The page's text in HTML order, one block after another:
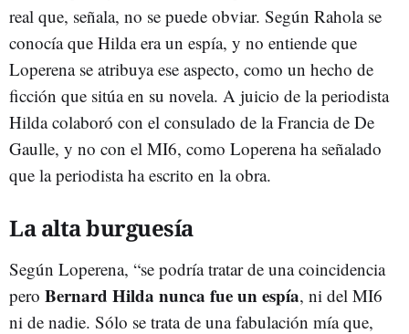
real que, señala, no se puede obviar. Según Rahola se
conocía que Hilda era un espía, y no entiende que
Loperena se atribuya ese aspecto, como un hecho de
ficción que sitúa en su novela. A juicio de la periodista
Hilda colaboró con el consulado de la Francia de De
Gaulle, y no con el MI6, como Loperena ha señalado
que la periodista ha escrito en la obra.
La alta burguesía
Según Loperena, “se podría tratar de una coincidencia
pero Bernard Hilda nunca fue un espía, ni del MI6
ni de nadie. Sólo se trata de una fabulación mía que,